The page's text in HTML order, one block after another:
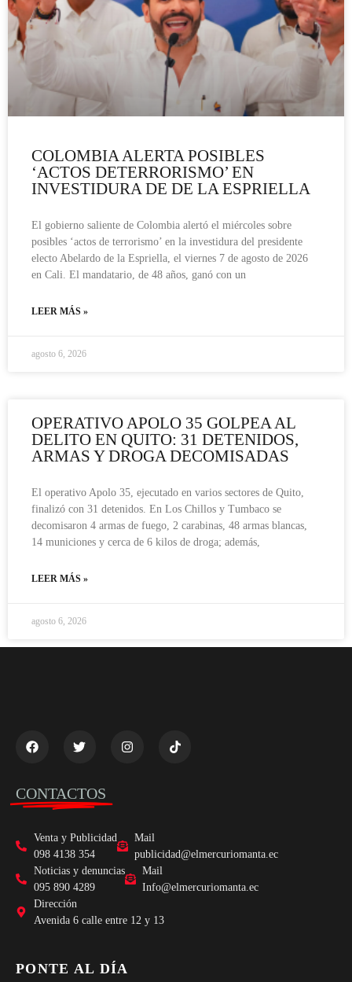
COLOMBIA ALERTA POSIBLES
‘ACTOS DETERRORISMO’ EN
INVESTIDURA DE DE LA ESPRIELLA
El gobierno saliente de Colombia alertó el miércoles sobre
posibles ‘actos de terrorismo’ en la investidura del presidente
electo Abelardo de la Espriella, el viernes 7 de agosto de 2026
en Cali. El mandatario, de 48 años, ganó con un
LEER MÁS »
agosto 6, 2026
OPERATIVO APOLO 35 GOLPEA AL
DELITO EN QUITO: 31 DETENIDOS,
ARMAS Y DROGA DECOMISADAS
El operativo Apolo 35, ejecutado en varios sectores de Quito,
finalizó con 31 detenidos. En Los Chillos y Tumbaco se
decomisaron 4 armas de fuego, 2 carabinas, 48 armas blancas,
14 municiones y cerca de 6 kilos de droga; además,
LEER MÁS »
agosto 6, 2026
CONTACTOS
Venta y Publicidad
098 4138 354
Mail
publicidad@elmercuriomanta.ec
Noticias y denuncias
095 890 4289
Mail
Info@elmercuriomanta.ec
Dirección
Avenida 6 calle entre 12 y 13
PONTE AL DÍA